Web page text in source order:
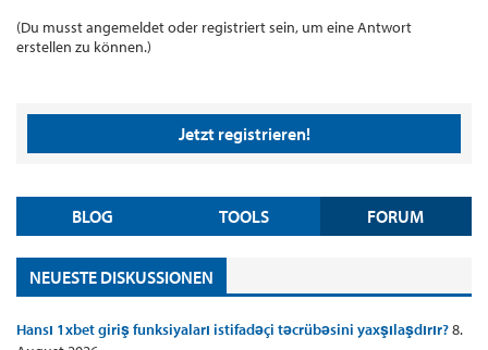
(Du musst angemeldet oder registriert sein, um eine Antwort
erstellen zu können.)
Jetzt registrieren!
BLOG TOOLS FORUM
NEUESTE DISKUSSIONEN
Hansı 1xbet giriş funksiyaları istifadəçi təcrübəsini yaxşılaşdırır?8.